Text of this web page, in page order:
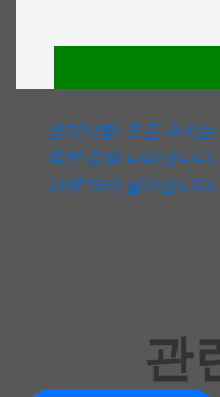
공지사항: 모든 수치
적인 값을 나타냅니다
차에 따라 달라집니다.
관